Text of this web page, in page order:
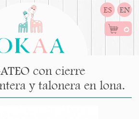
ES EN
0
con cierre
y talonera en lona.